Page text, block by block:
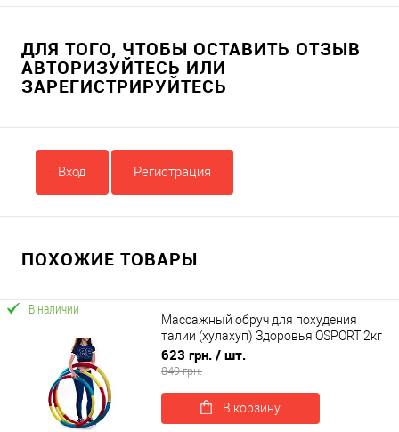
ДЛЯ ТОГО, ЧТОБЫ ОСТАВИТЬ ОТЗЫВ
АВТОРИЗУЙТЕСЬ ИЛИ
ЗАРЕГИСТРИРУЙТЕСЬ
Вход Регистрация
ПОХОЖИЕ ТОВАРЫ
В наличии
Массажный обруч для похудения
талии (хулахуп) Здоровья OSPORT 2кг
(OF-0126)
623 грн. / шт.
849 грн.
В корзину